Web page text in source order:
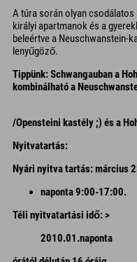
A túra során olyan
királyi apartmanok és a
beleértve a Neuschwanstein-
lenyűgöző.
Tippünk:Schwangauban a
kombinálható a
/Opensteini kastély ;) és a
Nyitvatartás:
Nyári nyitva tartás: március
naponta 9:00-17:00.
Téli nyitvatartási idő: >
2010.01.naponta